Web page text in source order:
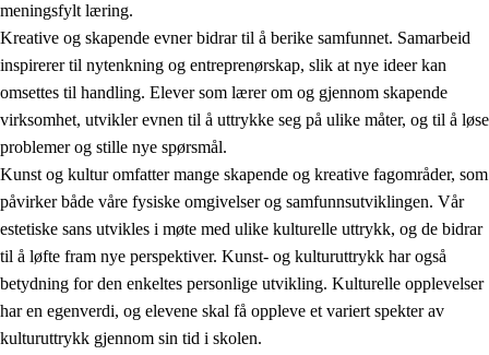
1.5 Respekt for naturen og miljøbevissthet
1.6 Demokrati og medvirkning
meningsfylt læring.
Kreative og skapende evner bidrar til å berike samfunnet. Samarbeid
inspirerer til nytenkning og entreprenørskap, slik at nye ideer kan
omsettes til handling. Elever som lærer om og gjennom skapende
virksomhet, utvikler evnen til å uttrykke seg på ulike måter, og til å løse
problemer og stille nye spørsmål.
Kunst og kultur omfatter mange skapende og kreative fagområder, som
påvirker både våre fysiske omgivelser og samfunnsutviklingen. Vår
estetiske sans utvikles i møte med ulike kulturelle uttrykk, og de bidrar
til å løfte fram nye perspektiver. Kunst- og kulturuttrykk har også
betydning for den enkeltes personlige utvikling. Kulturelle opplevelser
har en egenverdi, og elevene skal få oppleve et variert spekter av
kulturuttrykk gjennom sin tid i skolen.